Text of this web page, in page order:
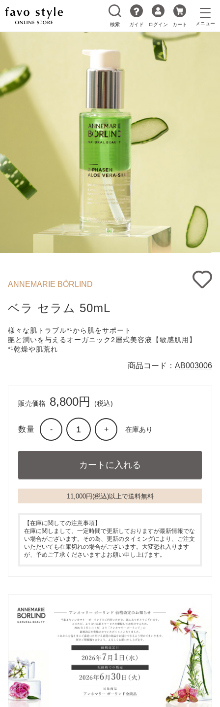
検索 ガイド ログイン カート
ANNEMARIE BÖRLIND
ベラ セラム 50mL
様々な肌トラブル*¹から肌をサポート
艶と潤いを与えるオーガニック2層式美容液【敏感肌用】
*¹乾燥や肌荒れ
商品コード： AB003006
販売価格 8,800円 (税込)
数量 - + 在庫あり
11,000円(税込)以上で送料無料
【在庫に関しての注意事項】
在庫に関しまして、一定時間で更新しておりますが最新情報でな
い場合がございます。その為、更新のタイミングにより、ご注文
いただいても在庫切れの場合がございます。大変恐れ入ります
が、予めご了承くださいますよお願い申し上げます。